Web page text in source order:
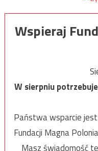
Wspieraj
W sierpniu
Państwa wsparcie
Fundacji Magna
Masz świadomość